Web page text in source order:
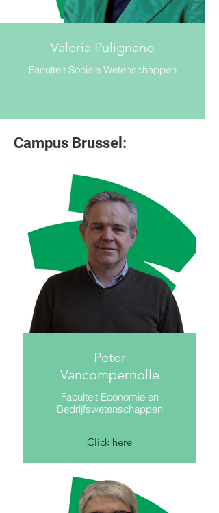
Valeria Pulignano
Faculteit Sociale Wetenschappen
Campus Brussel:
Peter
Vancompernolle
Faculteit Economie en
Bedrijfswetenschappen
Click here